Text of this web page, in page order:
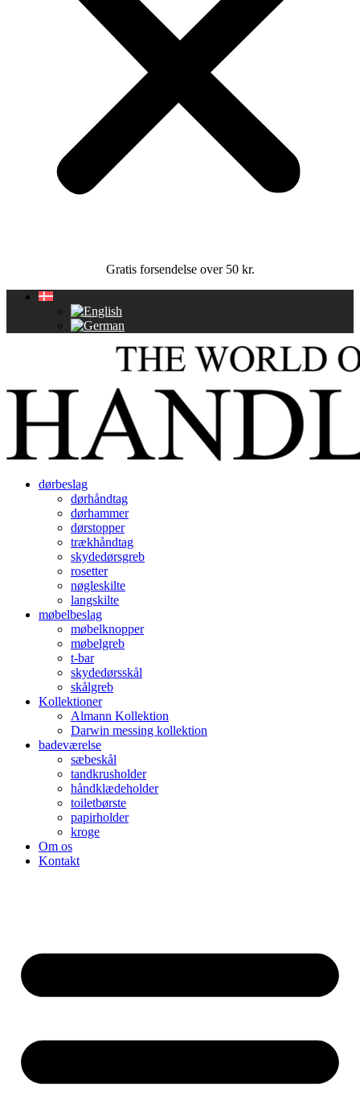
Gratis forsendelse over 50 kr.
dørbeslag
dørhåndtag
dørhammer
dørstopper
trækhåndtag
skydedørsgreb
rosetter
nøgleskilte
langskilte
møbelbeslag
møbelknopper
møbelgreb
t-bar
skydedørsskål
skålgreb
Kollektioner
Almann Kollektion
Darwin messing kollektion
badeværelse
sæbeskål
tandkrusholder
håndklædeholder
toiletbørste
papirholder
kroge
Om os
Kontakt